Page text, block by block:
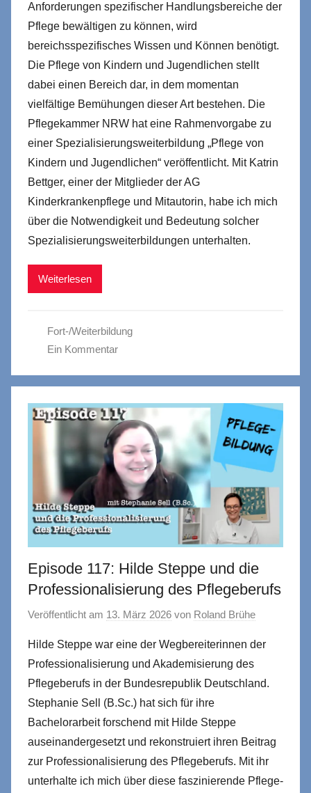
Anforderungen spezifischer Handlungsbereiche der
Pflege bewältigen zu können, wird
bereichsspezifisches Wissen und Können benötigt.
Die Pflege von Kindern und Jugendlichen stellt
dabei einen Bereich dar, in dem momentan
vielfältige Bemühungen dieser Art bestehen. Die
Pflegekammer NRW hat eine Rahmenvorgabe zu
einer Spezialisierungsweiterbildung „Pflege von
Kindern und Jugendlichen“ veröffentlicht. Mit Katrin
Bettger, einer der Mitglieder der AG
Kinderkrankenpflege und Mitautorin, habe ich mich
über die Notwendigkeit und Bedeutung solcher
Spezialisierungsweiterbildungen unterhalten.
Weiterlesen
Fort-/Weiterbildung
Ein Kommentar
Episode 117: Hilde Steppe und die
Professionalisierung des Pflegeberufs
Veröffentlicht am 13. März 2026 von Roland Brühe
Hilde Steppe war eine der Wegbereiterinnen der
Professionalisierung und Akademisierung des
Pflegeberufs in der Bundesrepublik Deutschland.
Stephanie Sell (B.Sc.) hat sich für ihre
Bachelorarbeit forschend mit Hilde Steppe
auseinandergesetzt und rekonstruiert ihren Beitrag
zur Professionalisierung des Pflegeberufs. Mit ihr
unterhalte ich mich über diese faszinierende Pflege-